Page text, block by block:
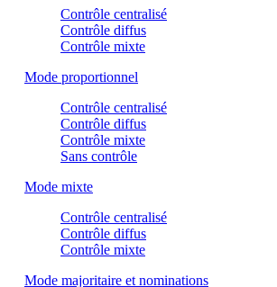
Contrôle centralisé
Contrôle diffus
Contrôle mixte
Mode proportionnel
Contrôle centralisé
Contrôle diffus
Contrôle mixte
Sans contrôle
Mode mixte
Contrôle centralisé
Contrôle diffus
Contrôle mixte
Mode majoritaire et nominations